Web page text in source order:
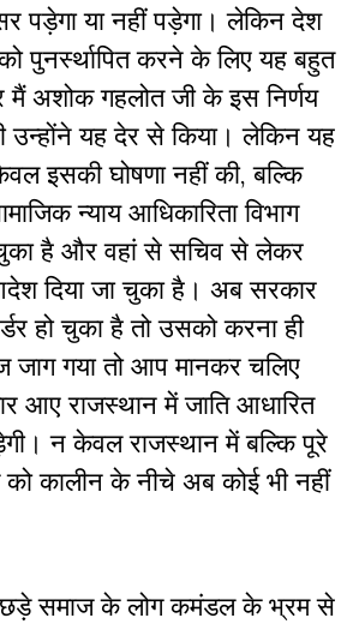
पड़ेगा या नहीं पड़ेगा। लेकिन देश
पुनर्स्थापित करने के लिए यह बहुत
अशोक गहलोत जी के इस निर्णय
यह देर से किया। लेकिन यह
इसकी घोषणा नहीं की, बल्कि
न्याय आधिकारिता विभाग
है और वहां से सचिव से लेकर
दिया जा चुका है। अब सरकार
हो चुका है तो उसको करना ही
गया तो आप मानकर चलिए
आए राजस्थान में जाति आधारित
न केवल राजस्थान में बल्कि पूरे
कालीन के नीचे अब कोई भी नहीं
समाज के लोग कमंडल के भ्रम से